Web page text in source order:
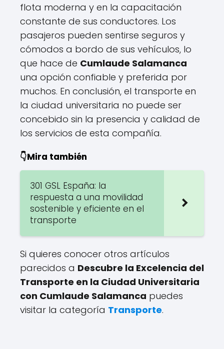
flota moderna y en la capacitación
constante de sus conductores. Los
pasajeros pueden sentirse seguros y
cómodos a bordo de sus vehículos, lo
que hace de Cumlaude Salamanca
una opción confiable y preferida por
muchos. En conclusión, el transporte en
la ciudad universitaria no puede ser
concebido sin la presencia y calidad de
los servicios de esta compañía.
👇Mira también
301 GSL España: la
respuesta a una movilidad
sostenible y eficiente en el
transporte
Si quieres conocer otros artículos
parecidos a Descubre la Excelencia del
Transporte en la Ciudad Universitaria
con Cumlaude Salamanca puedes
visitar la categoría Transporte.